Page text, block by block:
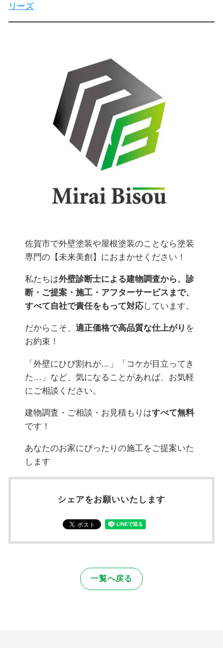
リーズ
佐賀市で外壁塗装や屋根塗装のことなら塗装
専門の【未来美創】におまかせください！
私たちは外壁診断士による建物調査から、診
断・ご提案・施工・アフターサービスまで、
すべて自社で責任をもって対応しています。
だからこそ、適正価格で高品質な仕上がり を
お約束！
「外壁にひび割れが…」「コケが目立ってき
た…」など、気になることがあれば、お気軽
にご相談ください。
建物調査・ご相談・お見積もりはすべて無料
です！
あなたのお家にぴったりの施工をご提案いた
します
シェアをお願いいたします
一覧へ戻る